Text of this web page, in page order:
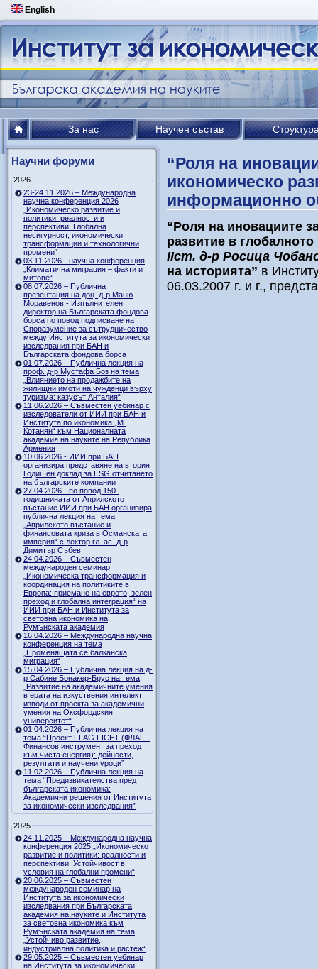
English
За нас Научен състав
Научни форуми
2026
23-24.11.2026 – Международна
научна конференция 2026
„Икономическо развитие и
политики: реалности и
перспективи. Глобална
несигурност, икономически
трансформации и технологични
промени“
03.11.2026 - научна конференция
„Климатична миграция – факти и
митове“
08.07.2026 – Публична
презентация на доц. д-р Маню
Моравенов - Изпълнителен
директор на Българската фондова
борса по повод подписване на
Споразумение за сътрудничество
между Института за икономически
изследвания при БАН и
Българската фондова борса
01.07.2026 – Публична лекция на
проф. д-р Мустафа Боз на тема
„Влиянието на продажбите на
жилищни имоти на чужденци върху
туризма: казусът Анталия“
11.06.2026 – Съвместен уебинар с
изследователи от ИИИ при БАН и
Института по икономика „М.
Котанян“ към Националната
академия на науките на Република
Армения
10.06.2026 - ИИИ при БАН
организира представяне на втория
Годишен доклад за ESG отчитането
на българските компании
27.04.2026 - по повод 150-
годишнината от Априлското
въстание ИИИ при БАН организира
публична лекция на тема
„Априлското въстание и
финансовата криза в Османската
империя“ с лектор гл. ас. д-р
Димитър Събев
24.04.2026 – Съвместен
международен семинар
„Икономическа трансформация и
координация на политиките в
Европа: приемане на еврото, зелен
преход и глобална интеграция“ на
ИИИ при БАН и Института за
световна икономика на
Румънската академия
16.04.2026 – Международна научна
конференция на тема
„Променящата се балканска
миграция“
15.04.2026 – Публична лекция на д-
р Сабине Бонакер-Брус на тема
„Развитие на академичните умения
в ерата на изкуствения интелект:
изводи от проекта за академични
умения на Оксфордския
университет“
01.04.2026 – Публична лекция на
тема “Проект FLAG FICET (ФЛАГ –
Финансов инструмент за преход
към чиста енергия): дейности,
резултати и научени уроци”
11.02.2026 – Публична лекция на
тема “Предизвикателства пред
българската икономика:
Академични решения от Института
за икономически изследвания”
2025
24.11.2025 – Международна научна
конференция 2025 „Икономическо
развитие и политики: реалности и
перспективи. Устойчивост в
условия на глобални промени“
20.06.2025 – Съвместен
международен семинар на
Института за икономически
изследвания при Българската
академия на науките и Института
за световна икономика към
Румънската академия на тема
„Устойчиво развитие,
индустриална политика и растеж“
29.05.2025 – Съвместен уебинар
на Института за икономически
“Роля на
икономическо
информационно
“Роля на иновациите
развитие в
ІІст. д-р Росица
на историята” в
06.03.2007 г. и г.,